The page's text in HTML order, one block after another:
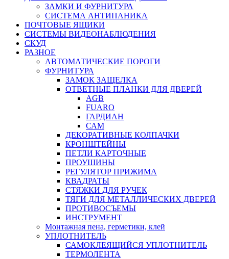
ЗАМКИ И ФУРНИТУРА
СИСТЕМА АНТИПАНИКА
ПОЧТОВЫЕ ЯЩИКИ
СИСТЕМЫ ВИДЕОНАБЛЮДЕНИЯ
СКУД
РАЗНОЕ
АВТОМАТИЧЕСКИЕ ПОРОГИ
ФУРНИТУРА
ЗАМОК ЗАЩЕЛКА
ОТВЕТНЫЕ ПЛАНКИ ДЛЯ ДВЕРЕЙ
AGB
FUARO
ГАРДИАН
САМ
ДЕКОРАТИВНЫЕ КОЛПАЧКИ
КРОНШТЕЙНЫ
ПЕТЛИ КАРТОЧНЫЕ
ПРОУШИНЫ
РЕГУЛЯТОР ПРИЖИМА
КВАДРАТЫ
СТЯЖКИ ДЛЯ РУЧЕК
ТЯГИ ДЛЯ МЕТАЛЛИЧЕСКИХ ДВЕРЕЙ
ПРОТИВОСЪЕМЫ
ИНСТРУМЕНТ
Монтажная пена, герметики, клей
УПЛОТНИТЕЛЬ
САМОКЛЕЯЩИЙСЯ УПЛОТНИТЕЛЬ
ТЕРМОЛЕНТА